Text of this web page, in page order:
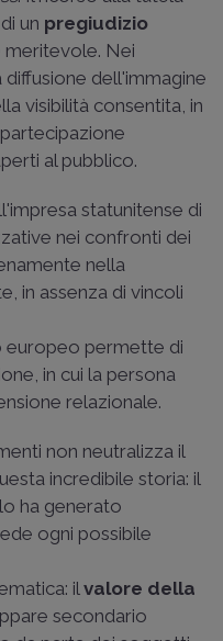
un pregiudizio
meritevole. Nei
dell'immagine
visibilità consentita, in
al pubblico.
statunitense di
nei confronti dei
nella
in assenza di vincoli
europeo permette di
in cui la persona
relazionale.
non neutralizza il
incredibile storia: il
ha generato
ogni possibile
il valore della
secondario